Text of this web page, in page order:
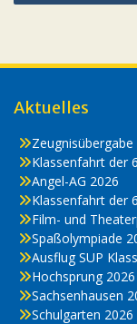
Aktuelles
Zeugnisübergabe
Klassenfahrt der
Angel-AG 2026
Klassenfahrt der
Film- und
Spaßolympiade
Ausflug SUP
Hochsprung 2026
Sachsenhausen
Schulgarten 2026